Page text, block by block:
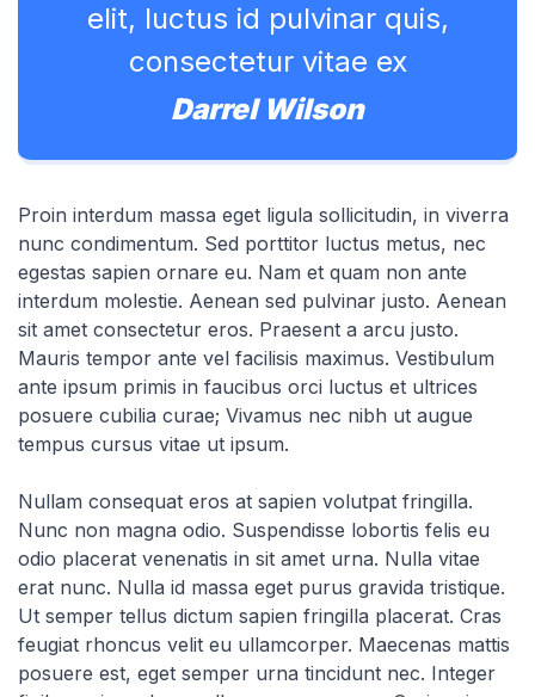
elit, luctus id pulvinar quis,
consectetur vitae ex
Darrel Wilson
Proin interdum massa eget ligula sollicitudin, in viverra
nunc condimentum. Sed porttitor luctus metus, nec
egestas sapien ornare eu. Nam et quam non ante
interdum molestie. Aenean sed pulvinar justo. Aenean
sit amet consectetur eros. Praesent a arcu justo.
Mauris tempor ante vel facilisis maximus. Vestibulum
ante ipsum primis in faucibus orci luctus et ultrices
posuere cubilia curae; Vivamus nec nibh ut augue
tempus cursus vitae ut ipsum.
Nullam consequat eros at sapien volutpat fringilla.
Nunc non magna odio. Suspendisse lobortis felis eu
odio placerat venenatis in sit amet urna. Nulla vitae
erat nunc. Nulla id massa eget purus gravida tristique.
Ut semper tellus dictum sapien fringilla placerat. Cras
feugiat rhoncus velit eu ullamcorper. Maecenas mattis
posuere est, eget semper urna tincidunt nec. Integer